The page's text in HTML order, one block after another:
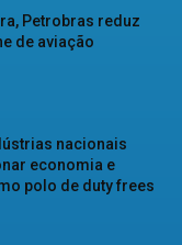
Petrobras reduz
de aviação
nacionais
economia e
polo de duty frees